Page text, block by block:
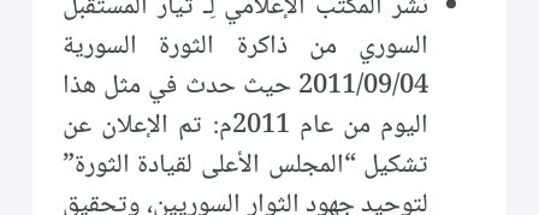
السوري من ذاكرة الثورة السورية
2011/09/04 حيث حدث في مثل هذا
اليوم من عام 2011م: تم الإعلان عن
تشكيل “المجلس الأعلى لقيادة الثورة”
لتوحيد جهود الثوار السوريين، وتحقيق